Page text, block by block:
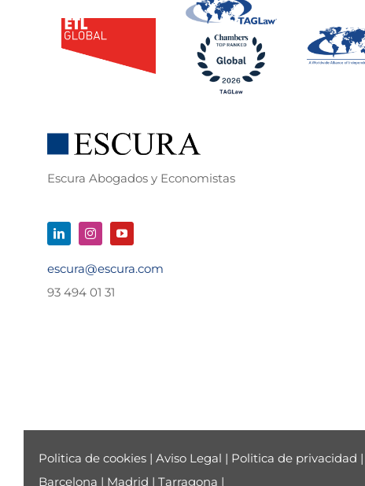
Escura Abogados y Economistas
escura@escura.com
93 494 01 31
Politica de cookies | Aviso Legal | Politica de privacidad |
Barcelona | Madrid | Tarragona |